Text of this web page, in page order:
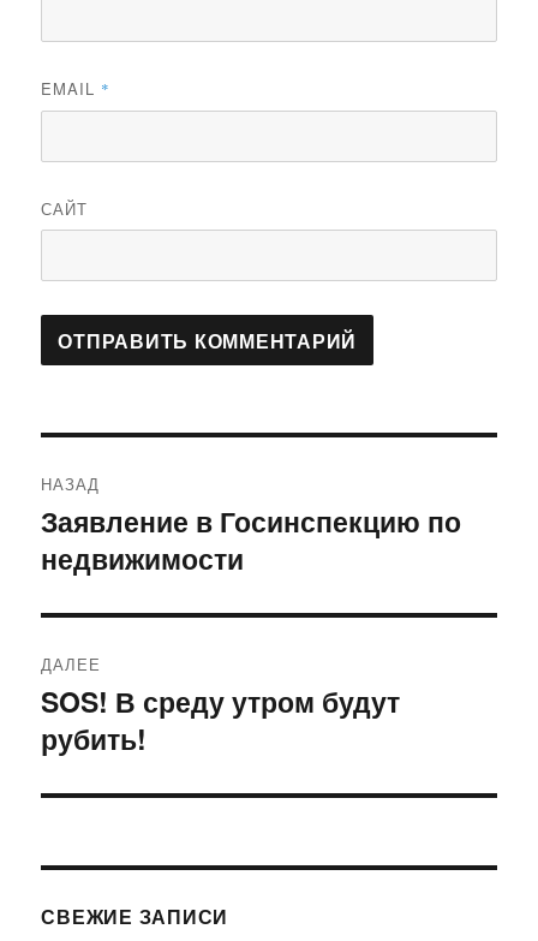
EMAIL *
САЙТ
по
записям
НАЗАД
Предыдущая
запись:
Заявление в Госинспекцию по
недвижимости
ДАЛЕЕ
Следующая
запись:
SOS! В среду утром будут
рубить!
СВЕЖИЕ ЗАПИСИ